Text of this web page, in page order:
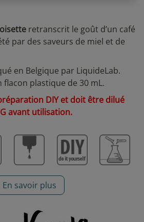
retranscrit le goût d’un café
par des saveurs de miel et de
en Belgique par LiquideLab.
plastique de 30 mL.
DIY et doit être dilué
avant utilisation.
En savoir plus